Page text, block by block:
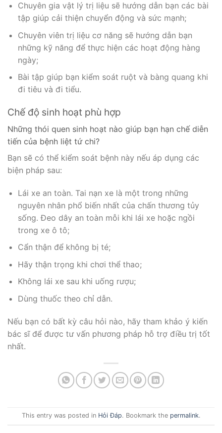
Chuyên gia vật lý trị liệu sẽ hướng dẫn bạn các bài
tập giúp cải thiện chuyển động và sức mạnh;
Chuyên viên trị liệu cơ năng sẽ hướng dẫn bạn
những kỹ năng để thực hiện các hoạt động hàng
ngày;
Bài tập giúp bạn kiểm soát ruột và bàng quang khi
đi tiêu và đi tiểu.
Chế độ sinh hoạt phù hợp
Những thói quen sinh hoạt nào giúp bạn hạn chế diễn
tiến của bệnh liệt tứ chi?
Bạn sẽ có thể kiểm soát bệnh này nếu áp dụng các
biện pháp sau:
Lái xe an toàn. Tai nạn xe là một trong những
nguyên nhân phổ biến nhất của chấn thương tủy
sống. Đeo dây an toàn mỗi khi lái xe hoặc ngồi
trong xe ô tô;
Cẩn thận để không bị té;
Hãy thận trọng khi chơi thể thao;
Không lái xe sau khi uống rượu;
Dùng thuốc theo chỉ dẫn.
Nếu bạn có bất kỳ câu hỏi nào, hãy tham khảo ý kiến
bác sĩ để được tư vấn phương pháp hỗ trợ điều trị tốt
nhất.
This entry was posted in Hỏi Đáp. Bookmark the permalink.